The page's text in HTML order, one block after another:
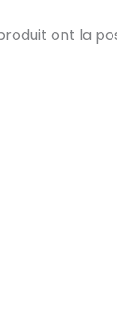
ont la